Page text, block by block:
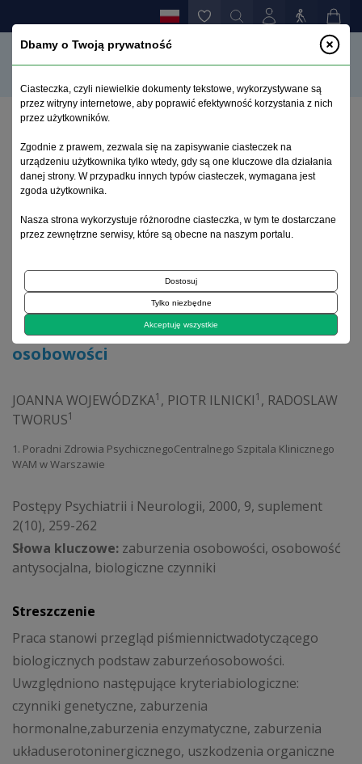
Biologiczne korelaty zaburzeń osobowości
Archiwum 1992–2014
Biologiczne korelaty zaburzeń
osobowości
JOANNA WOJEWÓDZKA1 , PIOTR ILNICKI1 , RADOSLAW
TWORUS1
1. Poradni Zdrowia PsychicznegoCentralnego Szpitala Klinicznego
WAM w Warszawie
Postępy Psychiatrii i Neurologii, 2000, 9, suplement
2(10), 259-262
Słowa kluczowe: zaburzenia osobowości, osobowość
antysocjalna, biologiczne czynniki
Streszczenie
Praca stanowi przegląd piśmiennictwadotyczącego
biologicznych podstaw zaburzeńosobowości.
Uwzględniono następujące kryteriabiologiczne:
czynniki genetyczne, zaburzenia
hormonalne,zaburzenia enzymatyczne, zaburzenia
układuserotoninergicznego, uszkodzenia organiczne
Dbamy o Twoją prywatność
Ciasteczka, czyli niewielkie dokumenty tekstowe, wykorzystywane są
przez witryny internetowe, aby poprawić efektywność korzystania z nich
przez użytkowników.
Zgodnie z prawem, zezwala się na zapisywanie ciasteczek na
urządzeniu użytkownika tylko wtedy, gdy są one kluczowe dla działania
danej strony. W przypadku innych typów ciasteczek, wymagana jest
zgoda użytkownika.
Nasza strona wykorzystuje różnorodne ciasteczka, w tym te dostarczane
przez zewnętrzne serwisy, które są obecne na naszym portalu.
Dostosuj
Tylko niezbędne
Akceptuję wszystkie